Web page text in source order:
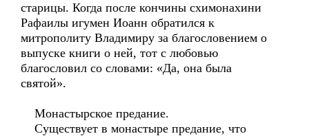
старицы. Когда после кончины схимонахини
Рафаилы игумен Иоанн обратился к
митрополиту Владимиру за благословением о
выпуске книги о ней, тот с любовью
благословил со словами: «Да, она была
святой».
Монастырское предание.
Существует в монастыре предание, что